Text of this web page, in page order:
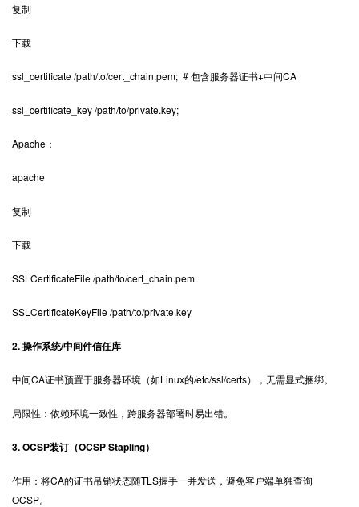
复制
下载
ssl_certificate /path/to/cert_chain.pem; # 包含服务器证书+中间CA
ssl_certificate_key /path/to/private.key;
Apache：
apache
复制
下载
SSLCertificateFile /path/to/cert_chain.pem
SSLCertificateKeyFile /path/to/private.key
2. 操作系统/中间件信任库
中间CA证书预置于服务器环境（如Linux的/etc/ssl/certs），无需显式捆绑。
局限性：依赖环境一致性，跨服务器部署时易出错。
3. OCSP装订（OCSP Stapling）
作用：将CA的证书吊销状态随TLS握手一并发送，避免客户端单独查询
OCSP。